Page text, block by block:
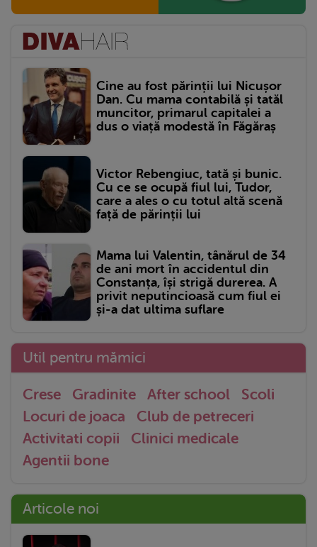
Cine au fost părinții lui Nicușor
Dan. Cu mama contabilă și tatăl
muncitor, primarul capitalei a
dus o viață modestă în Făgăraș
Victor Rebengiuc, tată și bunic.
Cu ce se ocupă fiul lui, Tudor,
care a ales o cu totul altă scenă
față de părinții lui
Mama lui Valentin, tânărul de 34
de ani mort în accidentul din
Constanța, își strigă durerea. A
privit neputincioasă cum fiul ei
și-a dat ultima suflare
Util pentru mămici
Crese Gradinite After school
Scoli
Locuri de joaca
Club de petreceri
Activitati copii
Clinici medicale
Agentii bone
Articole noi